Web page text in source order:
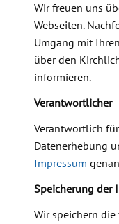
Wir freuen uns
Webseiten.
Umgang mit
über den
informieren.
Verantwortlicher
Verantwortlich
Datenerhebung
Impressum
Speicherung der
Wir speichern